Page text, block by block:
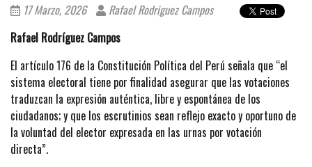
17 Marzo, 2026
Rafael Rodriguez Campos
Rafael Rodríguez Campos
El artículo 176 de la Constitución Política del Perú señala que “el
sistema electoral tiene por finalidad asegurar que las votaciones
traduzcan la expresión auténtica, libre y espontánea de los
ciudadanos; y que los escrutinios sean reflejo exacto y oportuno de
la voluntad del elector expresada en las urnas por votación
directa”.